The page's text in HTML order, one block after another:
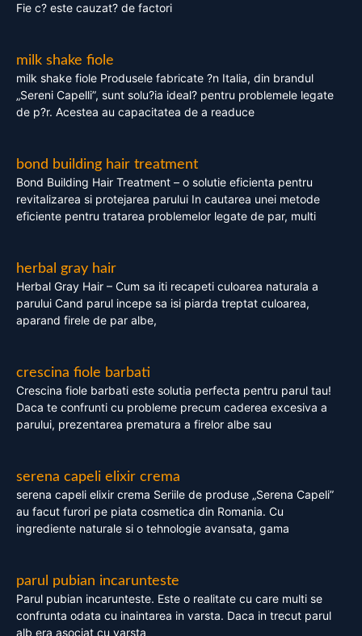
Fie c? este cauzat? de factori
milk shake fiole
milk shake fiole Produsele fabricate ?n Italia, din brandul
„Sereni Capelli”, sunt solu?ia ideal? pentru problemele legate
de p?r. Acestea au capacitatea de a readuce
bond building hair treatment
Bond Building Hair Treatment – o solutie eficienta pentru
revitalizarea si protejarea parului In cautarea unei metode
eficiente pentru tratarea problemelor legate de par, multi
herbal gray hair
Herbal Gray Hair – Cum sa iti recapeti culoarea naturala a
parului Cand parul incepe sa isi piarda treptat culoarea,
aparand firele de par albe,
crescina fiole barbati
Crescina fiole barbati este solutia perfecta pentru parul tau!
Daca te confrunti cu probleme precum caderea excesiva a
parului, prezentarea prematura a firelor albe sau
serena capeli elixir crema
serena capeli elixir crema Seriile de produse „Serena Capeli”
au facut furori pe piata cosmetica din Romania. Cu
ingrediente naturale si o tehnologie avansata, gama
parul pubian incarunteste
Parul pubian incarunteste. Este o realitate cu care multi se
confrunta odata cu inaintarea in varsta. Daca in trecut parul
alb era asociat cu varsta